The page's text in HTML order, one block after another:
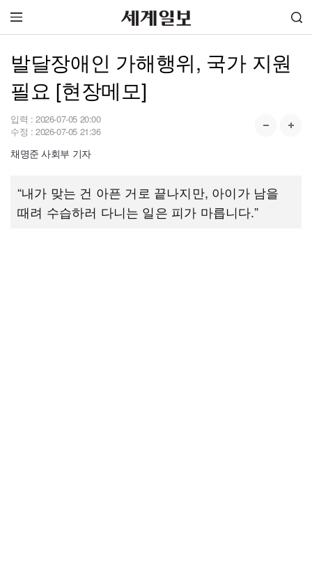
발달장애인 가해행위, 국가 지원
필요 [현장메모]
입력 : 2026-07-05 20:00
수정 : 2026-07-05 21:36
채명준 사회부 기자
“내가 맞는 건 아픈 거로 끝나지만, 아이가 남을
때려 수습하러 다니는 일은 피가 마릅니다.”